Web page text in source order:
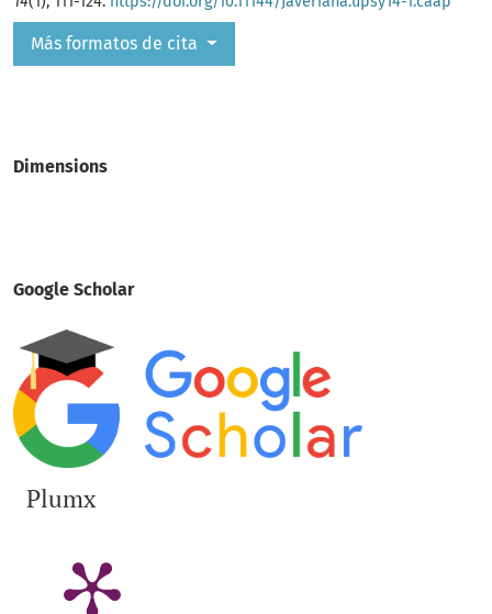
Más formatos de cita
Dimensions
Google Scholar
Plumx